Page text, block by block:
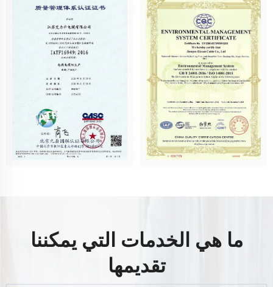
ما هي الخدمات التي يمكننا
تقديمها